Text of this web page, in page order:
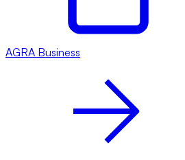
AGRA Business